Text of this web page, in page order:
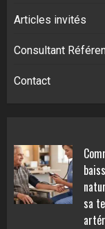
Articles invités
Consultant
Contact
sa